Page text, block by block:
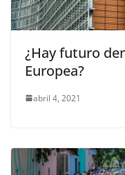
¿Hay futuro
Europea?
abril 4, 2021